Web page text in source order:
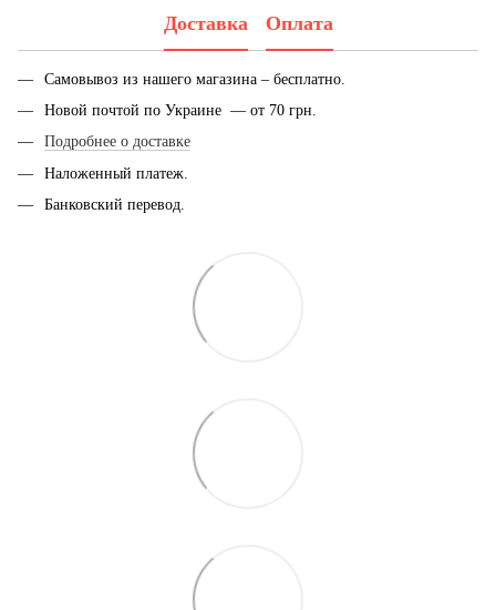
Доставка Оплата
Самовывоз из нашего магазина – бесплатно.
Новой почтой по Украине — от 70 грн.
Подробнее о доставке
Наложенный платеж.
Банковский перевод.